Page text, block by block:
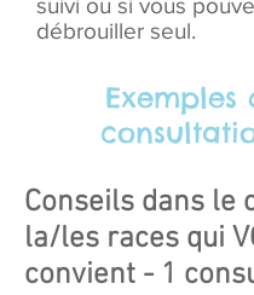
suivi ou si vous
débrouiller seul.
Exemples
Conseils dans le
la/les races qui
convient - 1